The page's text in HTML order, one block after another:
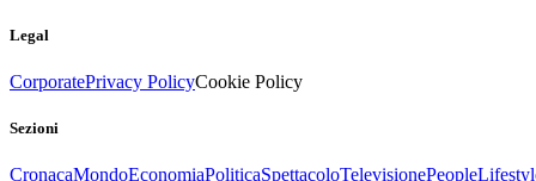
Legal
CorporatePrivacy PolicyCookie Policy
Sezioni
CronacaMondoEconomiaPoliticaSpettacoloTelevisionePeople